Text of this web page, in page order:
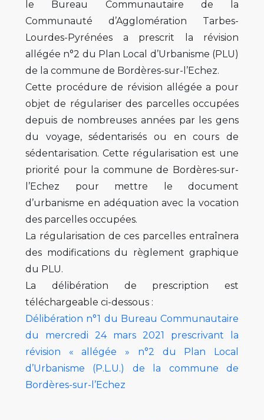
le Bureau Communautaire de la
Communauté d’Agglomération Tarbes-
Lourdes-Pyrénées a prescrit la révision
allégée n°2 du Plan Local d’Urbanisme (PLU)
de la commune de Bordères-sur-l’Echez.
Cette procédure de révision allégée a pour
objet de régulariser des parcelles occupées
depuis de nombreuses années par les gens
du voyage, sédentarisés ou en cours de
sédentarisation. Cette régularisation est une
priorité pour la commune de Bordères-sur-
l’Echez pour mettre le document
d’urbanisme en adéquation avec la vocation
des parcelles occupées.
La régularisation de ces parcelles entraînera
des modifications du règlement graphique
du PLU.
La délibération de prescription est
téléchargeable ci-dessous :
Délibération n°1 du Bureau Communautaire
du mercredi 24 mars 2021 prescrivant la
révision « allégée » n°2 du Plan Local
d’Urbanisme (P.L.U.) de la commune de
Bordères-sur-l’Echez